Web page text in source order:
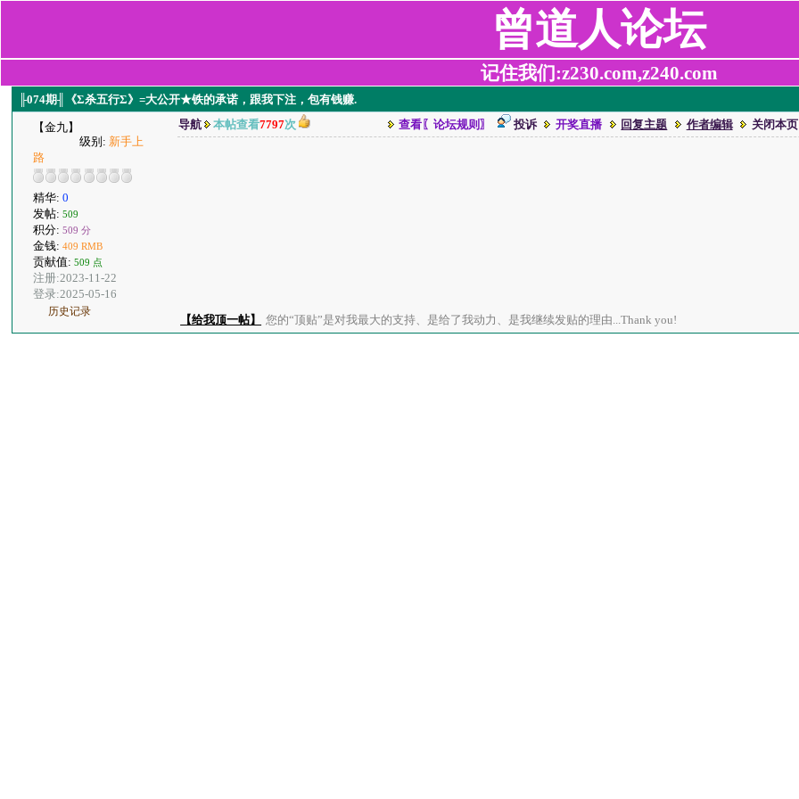
曾道人论坛
记住我们:z230.com,z240.com
╟074期╢《Σ杀五行Σ》=大公开★铁的承诺，跟我下注，包有钱赚.
【金九】
级别: 新手上
路
精华:0
发帖:509
积分:509 分
金钱:409 RMB
贡献值:509 点
注册:2023-11-22
登录:2025-05-16
历史记录
导航 本帖查看7797次 查看〖论坛规则〗 投诉 开奖直播 回复主题 作者编辑 关闭本页
【给我顶一帖】 您的“顶贴”是对我最大的支持、是给了我动力、是我继续发贴的理由...Thank you!